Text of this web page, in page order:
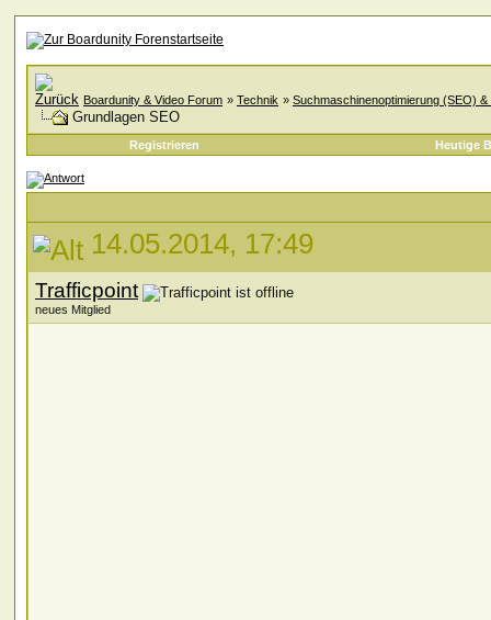
Boardunity & Video Forum » Technik » Suchmaschinenoptimierung (SEO)
Grundlagen SEO
Registrieren Heutige
14.05.2014, 17:49
Trafficpoint
neues Mitglied